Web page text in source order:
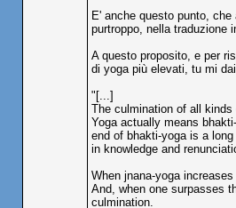
E' anche questo punto,
purtroppo, nella traduzione
A questo proposito, e per
di yoga più elevati, tu mi
"[...]
The culmination of all
Yoga actually means
end of bhakti-yoga is a
in knowledge and
When jnana-yoga
And, when one surpasses
culmination.